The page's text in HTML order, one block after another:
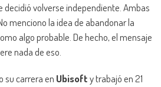
decidió volverse independiente. Ambas
menciono la idea de abandonar la
algo probable. De hecho, el mensaje
nada de eso.
su carrera en Ubisofty trabajó en 21